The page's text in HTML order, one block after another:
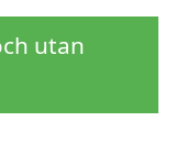
utan